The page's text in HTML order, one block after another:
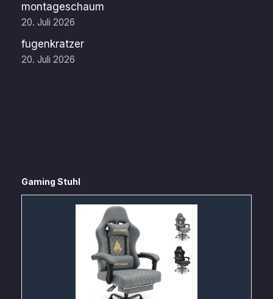
montageschaum
20. Juli 2026
fugenkratzer
20. Juli 2026
Gaming Stuhl